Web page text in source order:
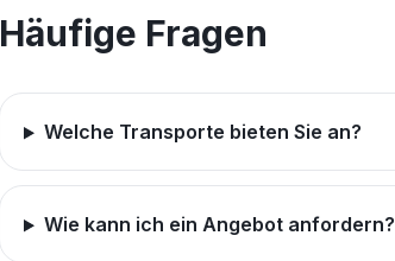
Häufige Fragen
Welche Transporte bieten Sie an?
Wie kann ich ein Angebot anfordern?